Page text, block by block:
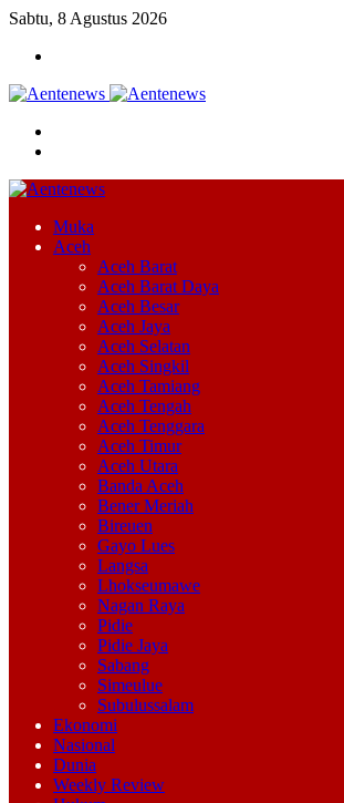
Sabtu, 8 Agustus 2026
Muka
Aceh
Aceh Barat
Aceh Barat Daya
Aceh Besar
Aceh Jaya
Aceh Selatan
Aceh Singkil
Aceh Tamiang
Aceh Tengah
Aceh Tenggara
Aceh Timur
Aceh Utara
Banda Aceh
Bener Meriah
Bireuen
Gayo Lues
Langsa
Lhokseumawe
Nagan Raya
Pidie
Pidie Jaya
Sabang
Simeulue
Subulussalam
Ekonomi
Nasional
Dunia
Weekly Review